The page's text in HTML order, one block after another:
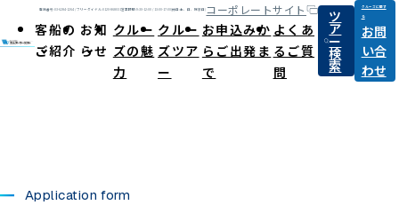
電話番号:03-6284-1264 / フリーダイヤル:0120-868031営業時間:9:30-12:00 / 13:00-17:00(休日:土、日、祝祭日) コーポレートサイト
客船の
ご紹介
お知
らせ
クルー
ズの魅
力
クルー
ズツア
ー
お申込みか
らご出発ま
で
よくあ
るご質
問
ツ
ア
ー
検
索
クルーズに関す
る
お問
い合
わせ
Application form